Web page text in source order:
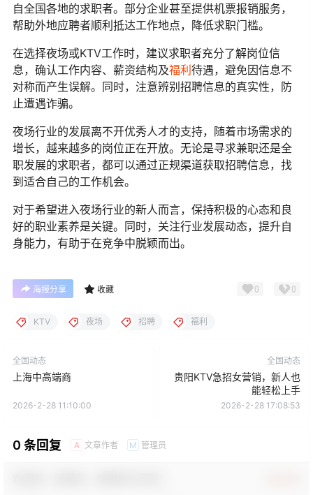
自全国各地的求职者。部分企业甚至提供机票报销服务，
帮助外地应聘者顺利抵达工作地点，降低求职门槛。
在选择夜场或KTV工作时，建议求职者充分了解岗位信
息，确认工作内容、薪资结构及福利 待遇，避免因信息不
对称而产生误解。同时，注意辨别招聘信息的真实性，防
止遭遇诈骗。
夜场行业的发展离不开优秀人才的支持，随着市场需求的
增长，越来越多的岗位正在开放。无论是寻求兼职还是全
职发展的求职者，都可以通过正规渠道获取招聘信息，找
到适合自己的工作机会。
对于希望进入夜场行业的新人而言，保持积极的心态和良
好的职业素养是关键。同时，关注行业发展动态，提升自
身能力，有助于在竞争中脱颖而出。
海报分享 收藏 0 0
KTV 夜场 招聘 福利
全国动态
上海中高端商
2026-2-28 11:10:00
全国动态
贵阳KTV急招女营销，新人也
能轻松上手
2026-2-28 17:08:53
0 条回复 A 文章作者 M 管理员